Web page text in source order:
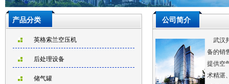
产品分类
英格索兰空压机
后处理设备
储气罐
公司简介
武汉
备的销
提供空
术精湛